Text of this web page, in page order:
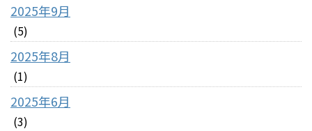
2025年9月
(5)
2025年8月
(1)
2025年6月
(3)